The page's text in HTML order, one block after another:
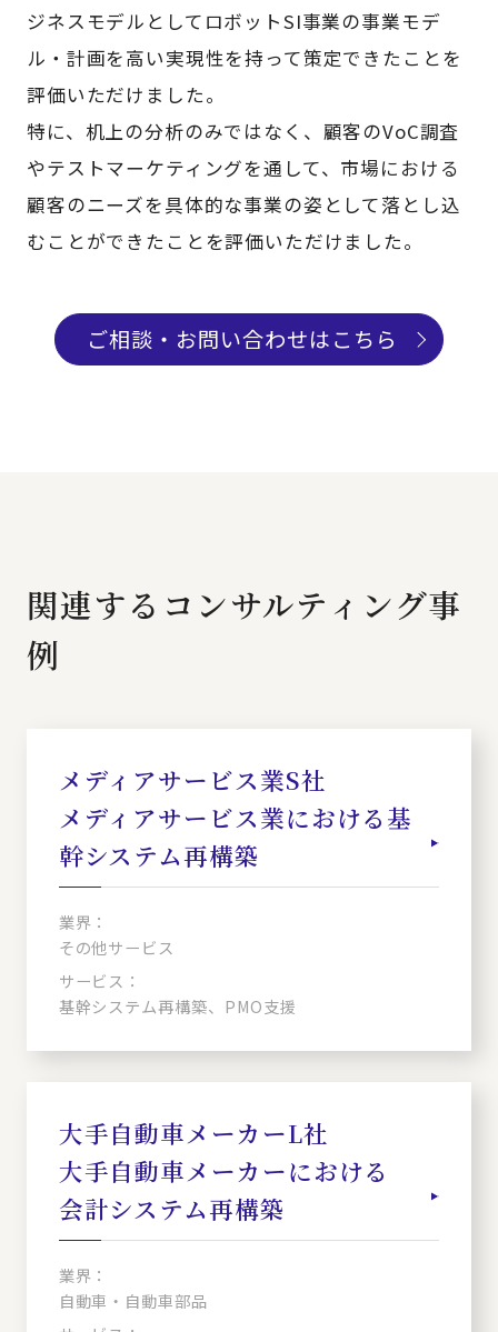
ジネスモデルとしてロボットSI事業の事業モデ
ル・計画を高い実現性を持って策定できたことを
評価いただけました。
特に、机上の分析のみではなく、顧客のVoC調査
やテストマーケティングを通して、市場における
顧客のニーズを具体的な事業の姿として落とし込
むことができたことを評価いただけました。
ご相談・お問い合わせはこちら
関連するコンサルティング事
例
メディアサービス業S社
メディアサービス業における基
幹システム再構築
業界：
その他サービス
サービス：
基幹システム再構築、PMO支援
大手自動車メーカーL社
大手自動車メーカーにおける
会計システム再構築
業界：
自動車・自動車部品